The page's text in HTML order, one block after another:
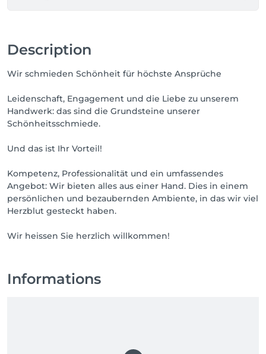
Description
Wir schmieden Schönheit für höchste Ansprüche
Leidenschaft, Engagement und die Liebe zu unserem
Handwerk: das sind die Grundsteine unserer
Schönheitsschmiede.
Und das ist Ihr Vorteil!
Kompetenz, Professionalität und ein umfassendes
Angebot: Wir bieten alles aus einer Hand. Dies in einem
persönlichen und bezaubernden Ambiente, in das wir viel
Herzblut gesteckt haben.
Wir heissen Sie herzlich willkommen!
Informations